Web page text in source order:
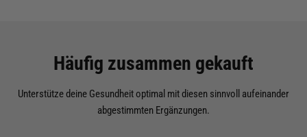
Häufig zusammen gekauft
Unterstütze deine Gesundheit optimal mit diesen sinnvoll aufeinander
abgestimmten Ergänzungen.